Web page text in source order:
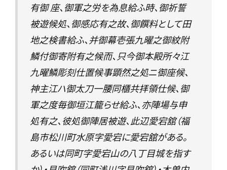
有御 座、御軍之労を為息給ふ時、御祈誓
被遊候処、御感応有之故、御饌料として田
地之検書給ふ、并御幕壱張九曜之御紋附
鱗付御寄附有之候而、只今御本殿所々江
九曜鱗彫刻仕置候事顕然之処ニ御座候、
神主江ハ御太刀一腰同櫃共拝領仕候、御
軍之度毎御垣江籠らせ給ふ、亦陣場与申
処有之、彼処御陣居被遊、此辺愛宕舘（福
島市松川町水原字愛宕に愛宕舘がある。
あるいは同町字愛宕山の八丁目城を指す